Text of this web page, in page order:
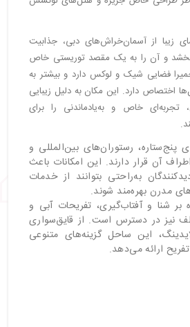
زیبا از آسمان‌خراش‌های دبی، جذابیت
و آن را به یک مقصد توریستی خاص
فضایی شیک و لوکس دارد و بیشتر به
اختصاص دارد. این مکان به دلیل زیبایی
تجربه‌ای خاص و به‌یادماندنی را برای
پنج‌ستاره، رستوران‌های بین‌المللی و
آن قرار دارند. این امکانات باعث
به‌راحتی بتوانند از خدمات
مدرن بهره‌مند شوند.
بر شنا و آفتاب‌گیری، تفریحات آبی و
نیز در دسترس است. از قایق‌سواری
این ساحل گزینه‌های متنوعی
ارائه می‌دهد.